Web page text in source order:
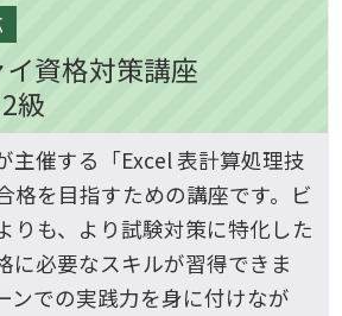
イ資格対策講座
級
主催する「Excel 表計算処理技
格を目指すための講座です。ビ
りも、より試験対策に特化した
に必要なスキルが習得できま
ンでの実践力を身に付けなが